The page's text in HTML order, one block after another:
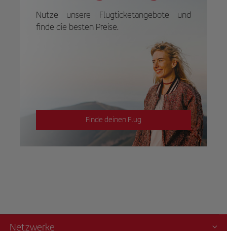
Nutze unsere Flugticketangebote und
finde die besten Preise.
Finde deinen Flug
Netzwerke